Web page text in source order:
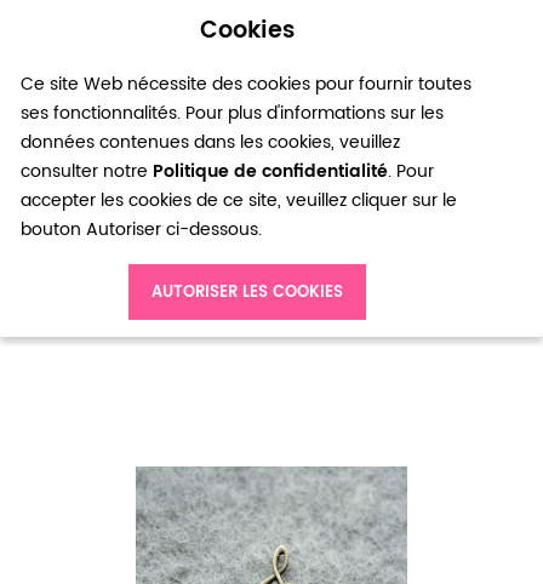
Cookies
Ce site Web nécessite des cookies pour fournir toutes
ses fonctionnalités. Pour plus d'informations sur les
données contenues dans les cookies, veuillez
consulter notre Politique de confidentialité. Pour
accepter les cookies de ce site, veuillez cliquer sur le
bouton Autoriser ci-dessous.
AUTORISER LES COOKIES
0
Breloque Clé de sol Bronze vieilli x 10